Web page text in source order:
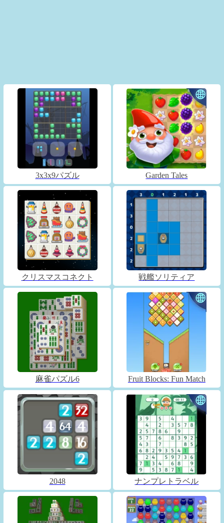
3x3x9パズル Garden Tales
クリスマスコネクト 戦艦ソリティア
麻雀パズル6 Fruit Blocks: Fun Match
2048 ナンプレトラベル